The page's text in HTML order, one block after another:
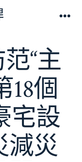
“主
個
宅設
減災